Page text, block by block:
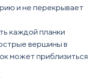
и не перекрывает
каждой планки
вершины в
может приблизиться